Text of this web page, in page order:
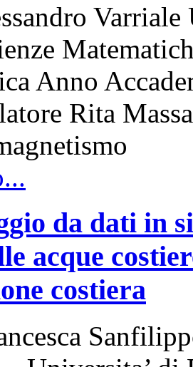
Anno
Rita
da dati in
acque
costiera